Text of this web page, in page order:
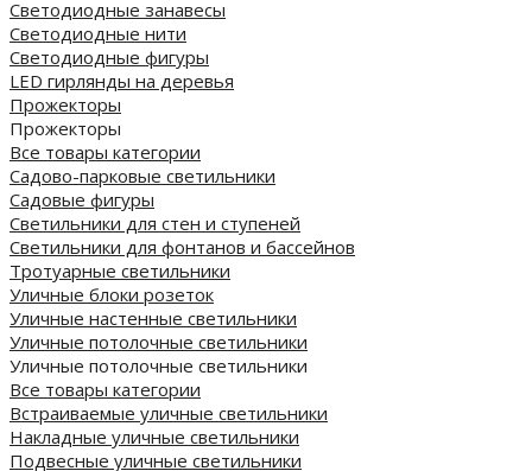
Светодиодные занавесы
Светодиодные нити
Светодиодные фигуры
LED гирлянды на деревья
Прожекторы
Прожекторы
Все товары категории
Садово-парковые светильники
Садовые фигуры
Светильники для стен и ступеней
Светильники для фонтанов и бассейнов
Тротуарные светильники
Уличные блоки розеток
Уличные настенные светильники
Уличные потолочные светильники
Уличные потолочные светильники
Все товары категории
Встраиваемые уличные светильники
Накладные уличные светильники
Подвесные уличные светильники